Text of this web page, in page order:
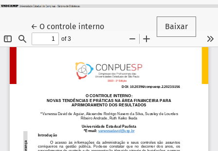
← Voltar aos Detalhes do Artigo
O controle interno Baixar